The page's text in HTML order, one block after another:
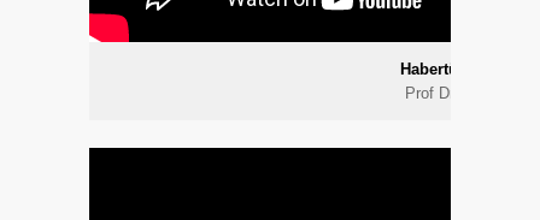
Habertürk-HT
Prof Dr Raif